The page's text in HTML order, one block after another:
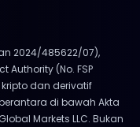
2024/485622/07),
Authority (No. FSP
dan derivatif
di bawah Akta
Markets LLC. Bukan